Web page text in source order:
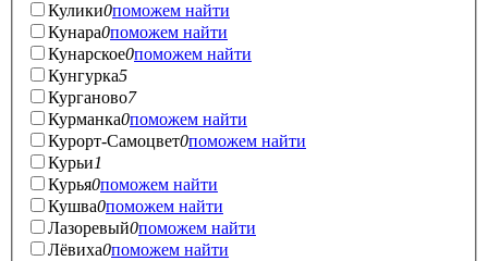
Кулики0поможем найти
Кунара0поможем найти
Кунарское0поможем найти
Кунгурка5
Курганово7
Курманка0поможем найти
Курорт-Самоцвет0поможем найти
Курьи1
Курья0поможем найти
Кушва0поможем найти
Лазоревый0поможем найти
Лёвиха0поможем найти